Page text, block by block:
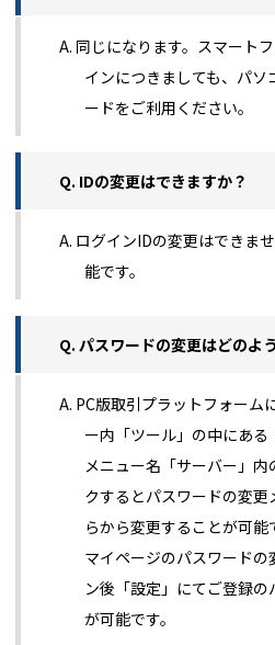
A. 同じになります。スマート
インにつきましても、パ
ードをご利用ください。
Q. IDの変更はできますか？
A. ログインIDの変更はできま
能です。
Q. パスワードの変更はどのよ
A. PC版取引プラットフォーム
ー内「ツール」の中にある
メニュー名「サーバー」
クするとパスワードの変
らから変更することが可能
マイページのパスワード
ン後「設定」にてご登録
が可能です。